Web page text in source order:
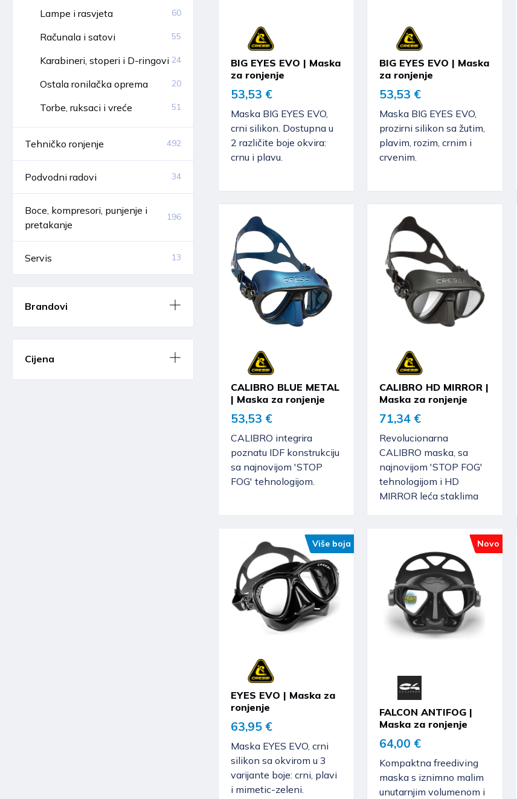
Lampe i rasvjeta 60
Računala i satovi 55
Karabineri, stoperi i D-ringovi 24
Ostala ronilačka oprema 20
Torbe, ruksaci i vreće 51
Tehničko ronjenje 492
Podvodni radovi 34
Boce, kompresori, punjenje i
pretakanje
196
Servis 13
Brandovi
Cijena
BIG EYES EVO | Maska
za ronjenje
53,53 €
Maska BIG EYES EVO,
crni silikon. Dostupna u
2 različite boje okvira:
crnu i plavu.
BIG EYES EVO | Maska
za ronjenje
53,53 €
Maska BIG EYES EVO,
prozirni silikon sa žutim,
plavim, rozim, crnim i
crvenim.
CALIBRO BLUE METAL
| Maska za ronjenje
53,53 €
CALIBRO integrira
poznatu IDF konstrukciju
sa najnovijom 'STOP
FOG' tehnologijom.
CALIBRO HD MIRROR |
Maska za ronjenje
71,34 €
Revolucionarna
CALIBRO maska, sa
najnovijom 'STOP FOG'
tehnologijom i HD
MIRROR leća staklima
Više boja
EYES EVO | Maska za
ronjenje
63,95 €
Maska EYES EVO, crni
silikon sa okvirom u 3
varijante boje: crni, plavi
i mimetic-zeleni.
Novo
FALCON ANTIFOG |
Maska za ronjenje
64,00 €
Kompaktna freediving
maska s iznimno malim
unutarnjim volumenom i